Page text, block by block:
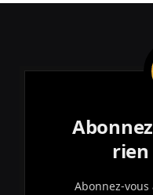
Abonnez-